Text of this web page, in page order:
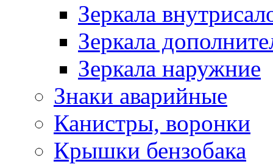
Зеркала
Зеркала
Зеркала наружние
Знаки аварийные
Канистры, воронки
Крышки бензобака